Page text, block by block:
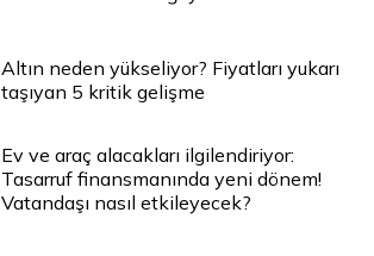
Altın neden yükseliyor? Fiyatları yukarı
taşıyan 5 kritik gelişme
Ev ve araç alacakları ilgilendiriyor:
Tasarruf finansmanında yeni dönem!
Vatandaşı nasıl etkileyecek?